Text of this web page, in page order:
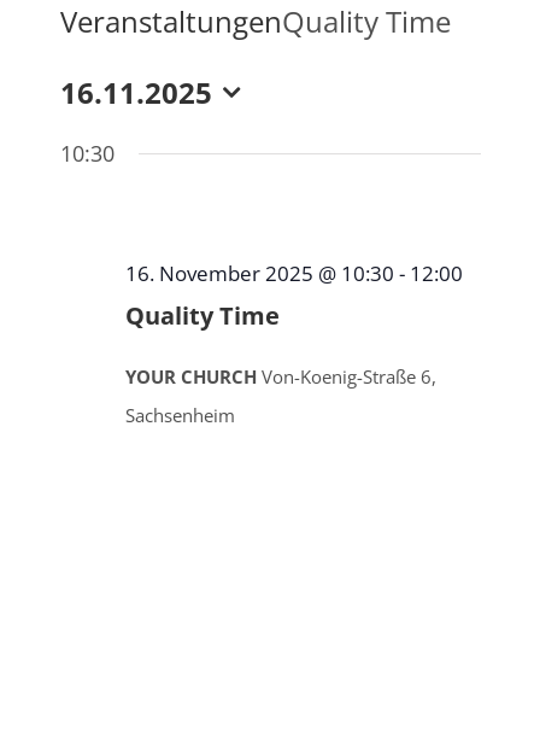
VeranstaltungenQuality Time
16.11.2025
wählen.
10:30
16. November 2025 @ 10:30 - 12:00
Quality Time
YOUR CHURCH Von-Koenig-Straße 6,
Sachsenheim